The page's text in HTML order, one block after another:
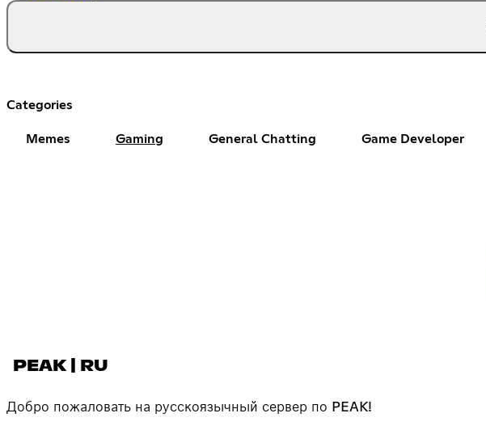
Categories
Memes Gaming General Chatting Game Developer
PEAK | RU
Добро пожаловать на русскоязычный сервер по PEAK!